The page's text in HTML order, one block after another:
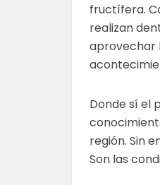
fructífera.
realizan
aprovechar
Donde sí el
región. Sin
Son las